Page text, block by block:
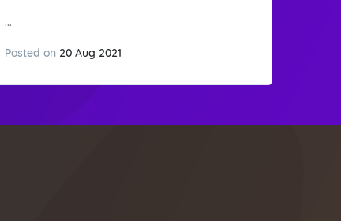
...
Posted on 20 Aug 2021